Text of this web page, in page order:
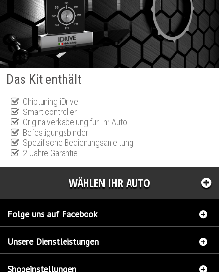
Das Kit enthält
Chiptuning iDrive
Smart controller
Originalverkabelung für Ihr Auto
Befestigungsbinder
Spezifische Bedienungsanleitung
2 Jahre Garantie
WÄHLEN IHR AUTO
Folge uns auf Facebook
Unsere Dienstleistungen
Shopeinstellungen